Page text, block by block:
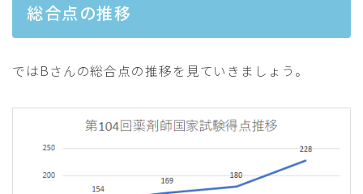
総合点の推移
ではBさんの総合点の推移を見ていきましょう。